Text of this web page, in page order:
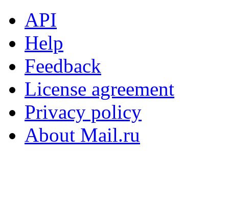
API
Help
Feedback
License agreement
Privacy policy
About Mail.ru